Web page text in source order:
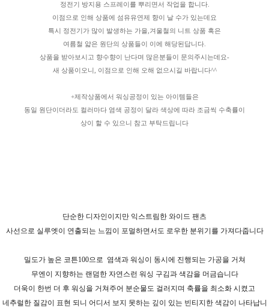
정전기 방지용 스프레이를 뿌리면서 작업을 합니다.
이점으로 인해 상품에 섬유유연제 향이 날 수가 있는데요
특시 정전기가 많이 발생하는 가을,겨울철의 니트 상품 혹은
여름철 얇은 원단의 상품들이 이에 해당된답니다.
상품을 받아보시고 향수향이 난다며 많은분들이 문의주시는데요-
새 상품이오니, 이점으로 인해 오해 없으시길 바랍니다^^
+제작상품에서 워싱공정이 있는 아이템들은
동일 원단이더라도 컬러마다 염색 공정이 달라 색상에 따라 조금씩 수축률이
상이 할 수 있으니 참고 부탁드립니다
단순한 디자인이지만 익스트림한 와이드 팬츠
사선으로 실루엣이 연출되는 느낌이 포멀하면서도 로우한 분위기를 가져다줍니다
밀도가 높은 코튼100으로 염색과 워싱이 동시에 진행되는 가공을 거쳐
무엔이 지향하는 랜덤한 자연스런 워싱 구김과 색감을 머금습니다
더욱이 한번 더 후 워싱을 거쳐주어 분순물도 걸러지며 축률을 최소화 시켰고
네추럴한 질감이 표현 되니 어디서 보지 못하는 깊이 있는 빈티지한 색감이 나타납니